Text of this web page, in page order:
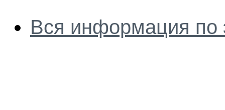
Вся информация по